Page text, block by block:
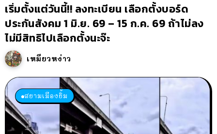
เริ่มตั้งแต่วันนี้!! ลงทะเบียน เลือกตั้งบอร์ด
ประกันสังคม 1 มิ.ย. 69 – 15 ก.ค. 69 ถ้าไม่ลง
ไม่มีสิทธิไปเลือกตั้งนะจ๊ะ
เหมียวหง่าว
สยามเมืองยิ้ม